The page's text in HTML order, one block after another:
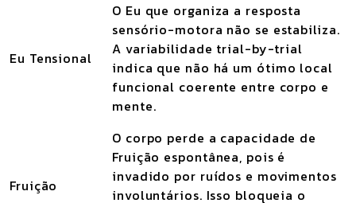
Eu Tensional
O Eu que organiza a resposta
sensório-motora não se estabiliza.
A variabilidade trial-by-trial
indica que não há um ótimo local
funcional coerente entre corpo e
mente.
Fruição
O corpo perde a capacidade de
Fruição espontânea, pois é
invadido por ruídos e movimentos
involuntários. Isso bloqueia o